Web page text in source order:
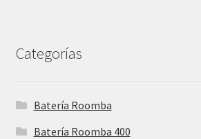
Categorías
Batería Roomba
Batería Roomba 400